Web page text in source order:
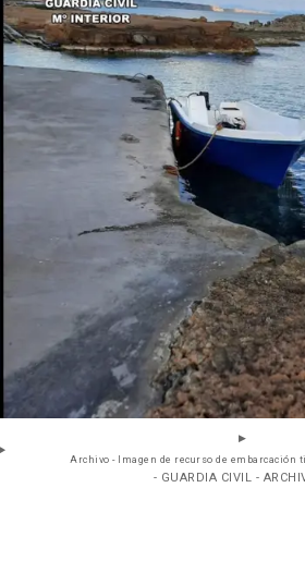
Archivo - Imagen de recurso de embarcación
- GUARDIA CIVIL -